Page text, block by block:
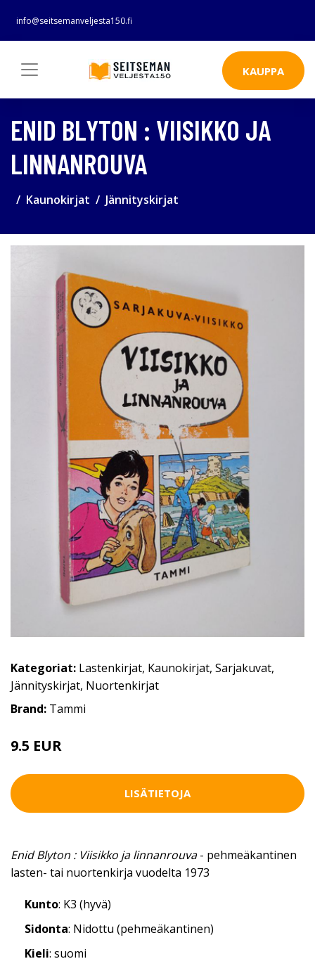
info@seitsemanveljesta150.fi
KAUPPA
ENID BLYTON : VIISIKKO JA
LINNANROUVA
Kaunokirjat Jännityskirjat
Kategoriat: Lastenkirjat, Kaunokirjat, Sarjakuvat,
Jännityskirjat, Nuortenkirjat
Brand: Tammi
9.5 EUR
LISÄTIETOJA
Enid Blyton : Viisikko ja linnanrouva- pehmeäkantinen
lasten- tai nuortenkirja vuodelta 1973
Kunto: K3 (hyvä)
Sidonta: Nidottu (pehmeäkantinen)
Kieli: suomi